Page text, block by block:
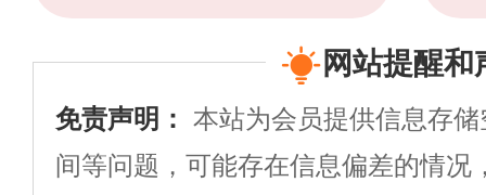
网站提醒和
免责声明： 本站为会员提供信息存
间等问题，可能存在信息偏差的情况